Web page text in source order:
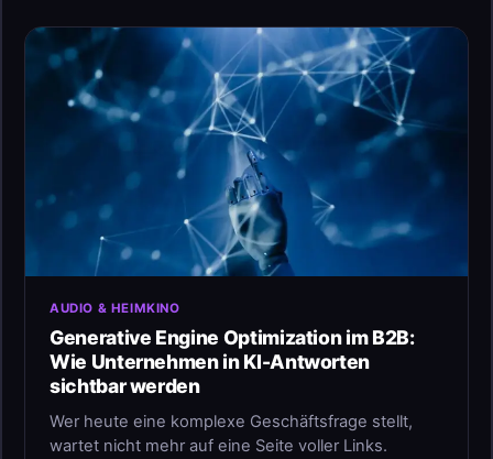
AUDIO & HEIMKINO
Generative Engine Optimization im B2B:
Wie Unternehmen in KI-Antworten
sichtbar werden
Wer heute eine komplexe Geschäftsfrage stellt,
wartet nicht mehr auf eine Seite voller Links.